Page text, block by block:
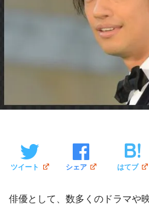
ツイート シェア はてブ
俳優として、数多くのドラマや